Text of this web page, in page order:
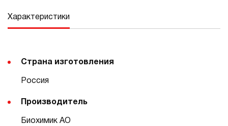
Характеристики
Страна изготовления
Россия
Производитель
Биохимик АО